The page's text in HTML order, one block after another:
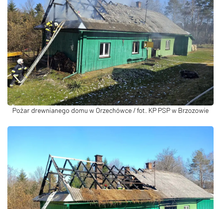
Pożar drewnianego domu w Orzechówce / fot. KP PSP w Brzozowie